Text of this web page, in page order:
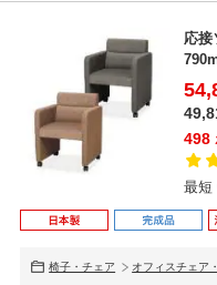
応接
498
最短
椅子・チェア オフィスチェア